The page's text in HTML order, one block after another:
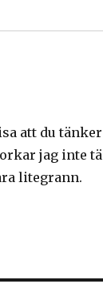
att du
jag inte
litegrann.